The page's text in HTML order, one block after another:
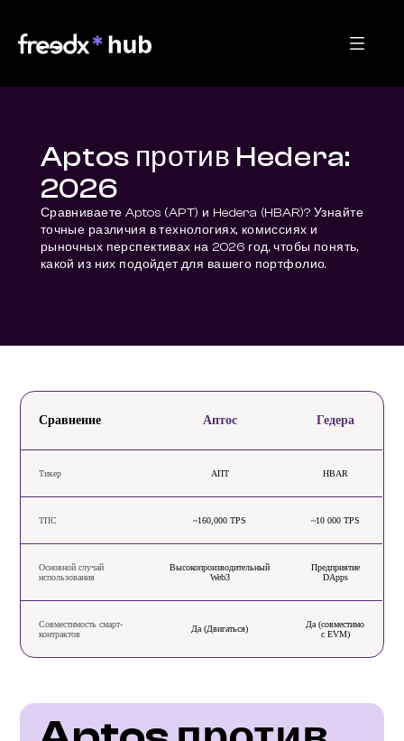
Aptos против Hedera:
2026
Сравниваете Aptos (APT) и Hedera (HBAR)? Узнайте
точные различия в технологиях, комиссиях и
рыночных перспективах на 2026 год, чтобы понять,
какой из них подойдет для вашего портфолио.
Сравнение Аптос Гедера
Тикер АПТ HBAR
ТПС ~160,000 TPS ~10 000 TPS
Основной случай
использования
Высокопроизводительный
Web3
Предприятие
DApps
Совместимость смарт-
контрактов
Да (Двигаться)
Да (совместимо
с EVM)